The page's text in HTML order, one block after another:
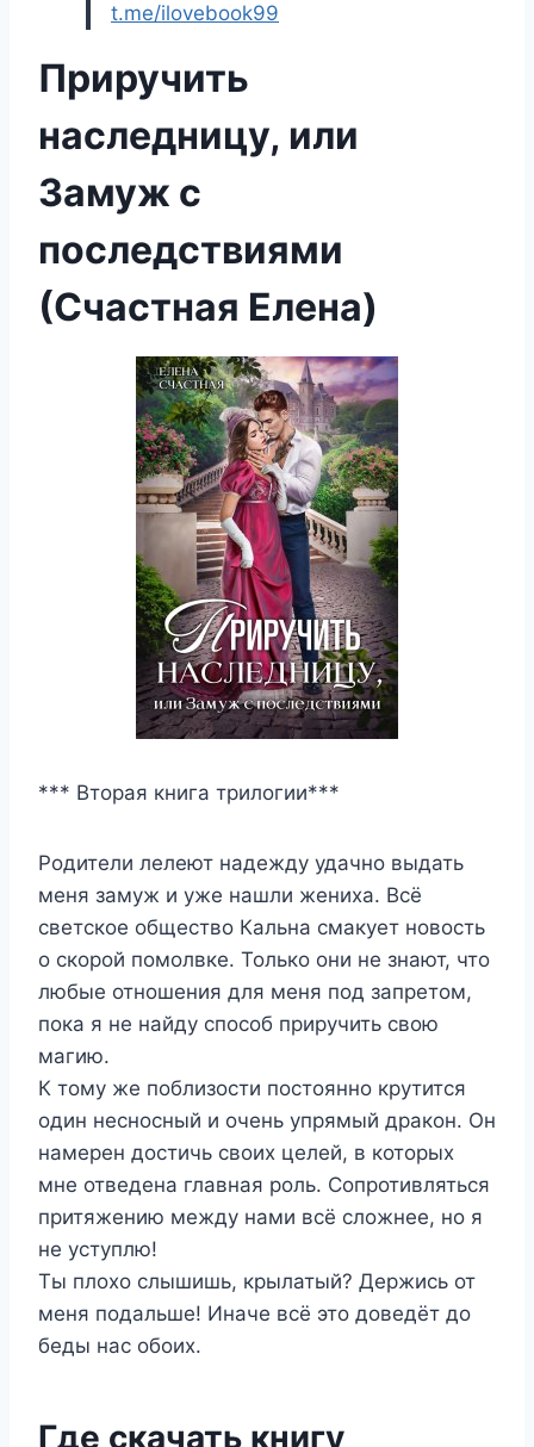
t.me/ilovebook99
Приручить
наследницу, или
Замуж с
последствиями
(Счастная Елена)
*** Вторая книга трилогии***
Родители лелеют надежду удачно выдать
меня замуж и уже нашли жениха. Всё
светское общество Кальна смакует новость
о скорой помолвке. Только они не знают, что
любые отношения для меня под запретом,
пока я не найду способ приручить свою
магию.
К тому же поблизости постоянно крутится
один несносный и очень упрямый дракон. Он
намерен достичь своих целей, в которых
мне отведена главная роль. Сопротивляться
притяжению между нами всё сложнее, но я
не уступлю!
Ты плохо слышишь, крылатый? Держись от
меня подальше! Иначе всё это доведёт до
беды нас обоих.
Где скачать книгу